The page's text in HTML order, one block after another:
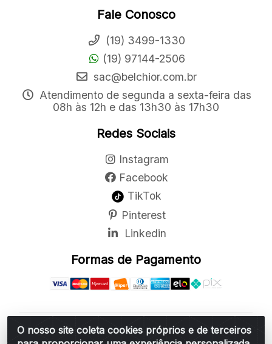
O nosso site coleta cookies próprios e de terceiros
Fale Conosco
(19) 3499-1330
(19) 97144-2506
sac@belchior.com.br
Atendimento de segunda a sexta-feira das
08h às 12h e das 13h30 às 17h30
Redes Sociais
Instagram
Facebook
TikTok
Pinterest
Linkedin
Formas de Pagamento
Belchior Cortinas e Acessórios LTDA - R: Rua